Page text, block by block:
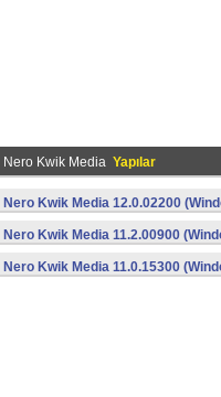
Nero Kwik Media Yapılar
Nero Kwik Media 12.0.02200
Nero Kwik Media 11.2.00900
Nero Kwik Media 11.0.15300